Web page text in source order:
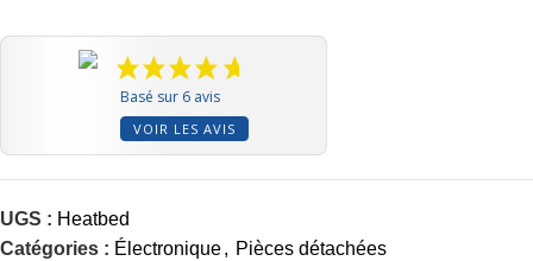
Basé sur 6 avis
VOIR LES AVIS
UGS : Heatbed
Catégories : Électronique, Pièces détachées